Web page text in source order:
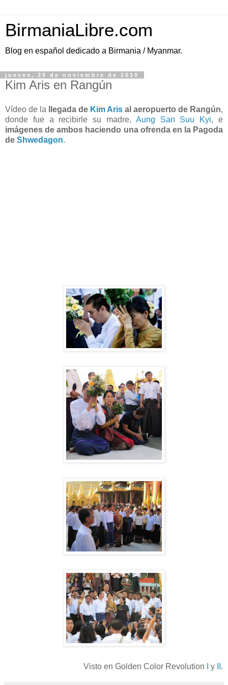
BirmaniaLibre.com
Blog en español dedicado a Birmania / Myanmar.
jueves, 25 de noviembre de 2010
Kim Aris en Rangún
Vídeo de la llegada de Kim Aris al aeropuerto de Rangún,
donde fue a recibirle su madre, Aung San Suu Kyi, e
imágenes de ambos haciendo una ofrenda en la Pagoda
de Shwedagon.
Visto en Golden Color Revolution y .